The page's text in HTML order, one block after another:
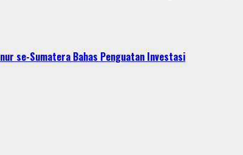
se-Sumatera Bahas Penguatan Investasi